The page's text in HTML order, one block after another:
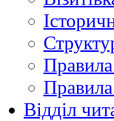
Відділ